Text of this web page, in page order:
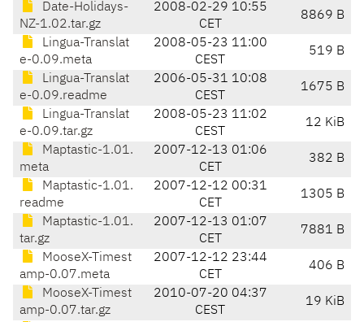
Date-Holidays-
NZ-1.02.tar.gz
2008-02-29 10:55
CET
8869 B
Lingua-Translat
e-0.09.meta
2008-05-23 11:00
CEST
519 B
Lingua-Translat
e-0.09.readme
2006-05-31 10:08
CEST
1675 B
Lingua-Translat
e-0.09.tar.gz
2008-05-23 11:02
CEST
12 KiB
Maptastic-1.01.
meta
2007-12-13 01:06
CET
382 B
Maptastic-1.01.
readme
2007-12-12 00:31
CET
1305 B
Maptastic-1.01.
tar.gz
2007-12-13 01:07
CET
7881 B
MooseX-Timest
amp-0.07.meta
2007-12-12 23:44
CET
406 B
MooseX-Timest
amp-0.07.tar.gz
2010-07-20 04:37
CEST
19 KiB